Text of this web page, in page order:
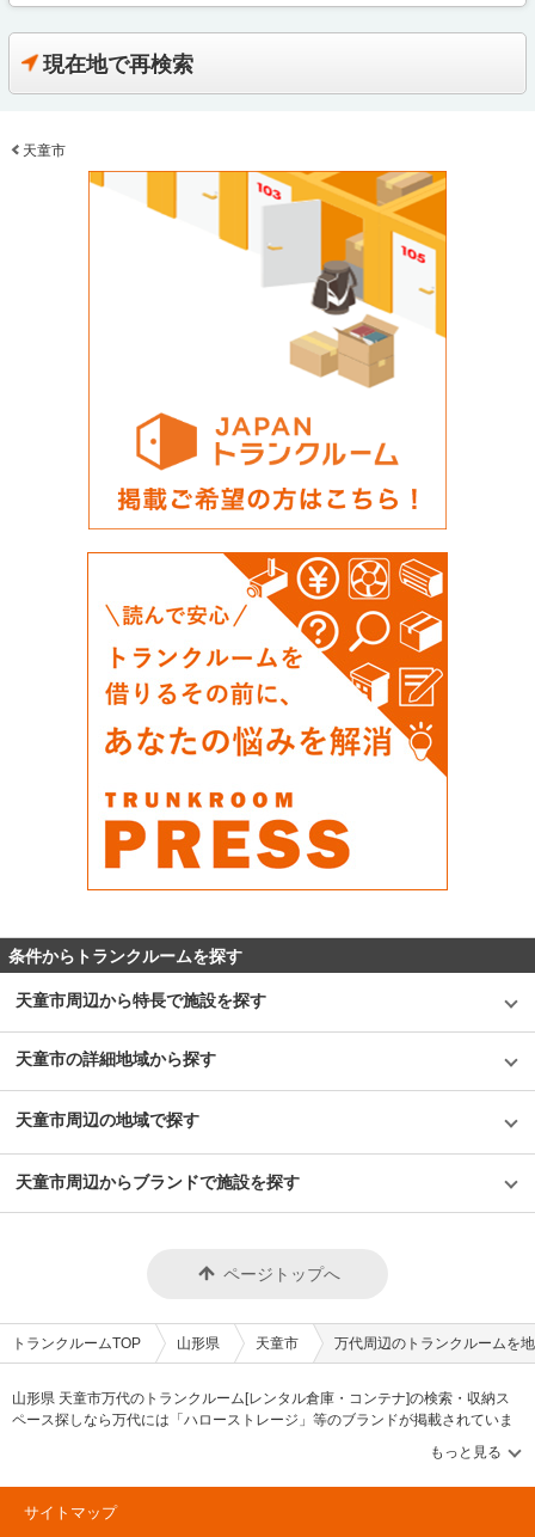
現在地で再検索
天童市
条件からトランクルームを探す
天童市周辺から特長で施設を探す
天童市の詳細地域から探す
天童市周辺の地域で探す
天童市周辺からブランドで施設を探す
ページトップへ
トランクルームTOP 山形県 天童市 万代周辺のトランクルームを
山形県 天童市万代のトランクルーム[レンタル倉庫・コンテナ]の検索・収納ス
ペース探しなら万代には「ハローストレージ」等のブランドが掲載されていま
す。借りたい地域から探して、広さ・料金[賃料]・セキュリティ・空調完備・24
時間出し入れ可能などの希望条件で絞込み！豊富な物件数から様々な方法でご
希望の収納スペースを簡単に探せるトランクルーム情報サイトです。万代で気
になるトランクルームを見つけたら、メールか電話でお問合せが可能です（無
サイトマップ